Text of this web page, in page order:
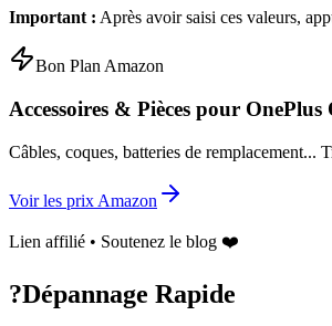
Important : Après avoir saisi ces valeurs,
Bon Plan Amazon
Accessoires & Pièces pour OnePlus
Câbles, coques, batteries de
Voir les prix Amazon
Lien affilié • Soutenez le blog ❤️
?Dépannage Rapide